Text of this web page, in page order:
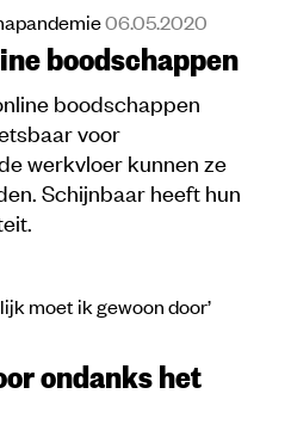
06.05.2020
boodschappen
boodschappen
voor
werkvloer kunnen ze
Schijnbaar heeft hun
moet ik gewoon door’
ondanks het